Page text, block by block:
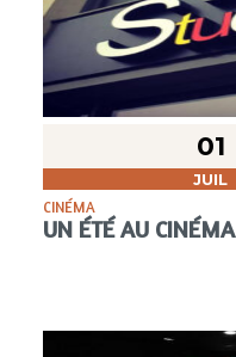
01
JUIL
CINÉMA
UN ÉTÉ AU CINÉMA